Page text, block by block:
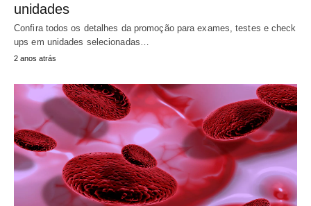
unidades
Confira todos os detalhes da promoção para exames, testes e check
ups em unidades selecionadas…
2 anos atrás